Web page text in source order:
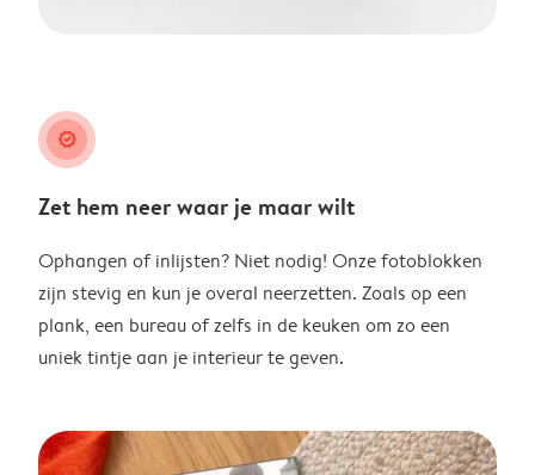
guarantee
Zet hem neer waar je maar wilt
Ophangen of inlijsten? Niet nodig! Onze fotoblokken
zijn stevig en kun je overal neerzetten. Zoals op een
plank, een bureau of zelfs in de keuken om zo een
uniek tintje aan je interieur te geven.